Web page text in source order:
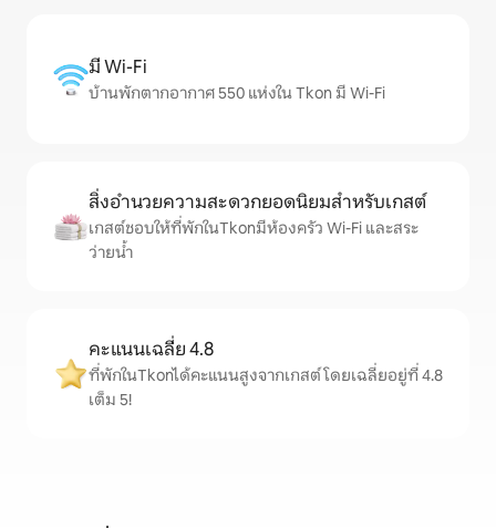
มี Wi-Fi
บ้านพักตากอากาศ 550 แห่งใน Tkon มี Wi-Fi
สิ่งอำนวยความสะดวกยอดนิยมสำหรับเกสต์
เกสต์ชอบให้ที่พักในTkonมีห้องครัว Wi-Fi และสระ
ว่ายน้ำ
คะแนนเฉลี่ย 4.8
ที่พักในTkonได้คะแนนสูงจากเกสต์ โดยเฉลี่ยอยู่ที่ 4.8
เต็ม 5!